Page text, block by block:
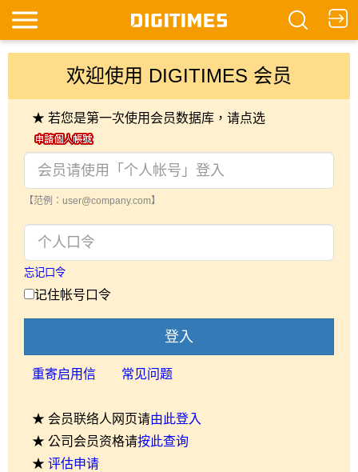
欢迎使用 DIGITIMES 会员
★ 若您是第一次使用会员数据库，请点选
【范例：user@company.com】
忘记口令
记住帐号口令
登入
重寄启用信 常见问题
★ 会员联络人网页请由此登入
★ 公司会员资格请按此查询
★ 评估申请